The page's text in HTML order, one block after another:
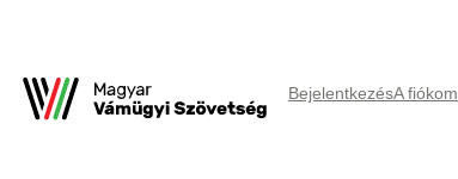
BejelentkezésA fiókom